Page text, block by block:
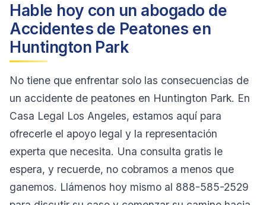
Hable hoy con un abogado de
Accidentes de Peatones en
Huntington Park
No tiene que enfrentar solo las consecuencias de
un accidente de peatones en Huntington Park. En
Casa Legal Los Angeles, estamos aquí para
ofrecerle el apoyo legal y la representación
experta que necesita. Una consulta gratis le
espera, y recuerde, no cobramos a menos que
ganemos. Llámenos hoy mismo al 888-585-2529